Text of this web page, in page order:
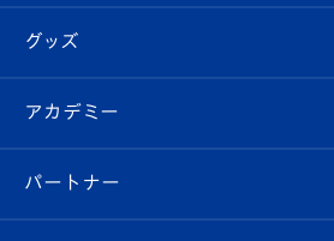
チケット
イベント
メディア
スタッフプロフィール
マスコット紹介
はじめての観戦ガイド
Revive Team
ヴィヴィくんの長崎おもてなしガイド
フォトギャラリー
スタジアムグルメ
チケット
V-LOVERS（ファンクラブ）
プレイヤーズスイート
グッズ
オンラインショップ
店舗情報
アカデミー
育成からのお知らせ
パートナー